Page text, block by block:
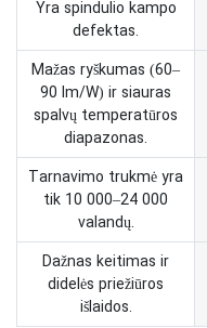
Yra spindulio kampo
defektas.
Mažas ryškumas (60–
90 lm/W) ir siauras
spalvų temperatūros
diapazonas.
Tarnavimo trukmė yra
tik 10 000–24 000
valandų.
Dažnas keitimas ir
didelės priežiūros
išlaidos.